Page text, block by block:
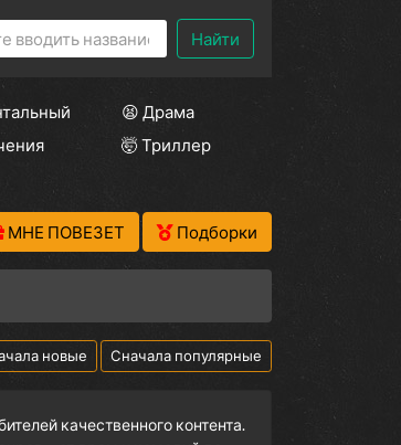
Найти
😫 Драма
🤯 Триллер
МНЕ ПОВЕЗЕТ Подборки
новые Сначала популярные
качественного контента.